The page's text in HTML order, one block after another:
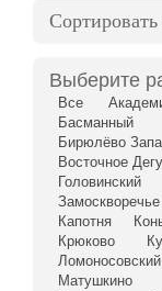
Выберите
Все
Басманный
Бирюлёво
Восточное
Головинский
Замоскворечье
Капотня
Крюково
Ломоносовский
Матушкино